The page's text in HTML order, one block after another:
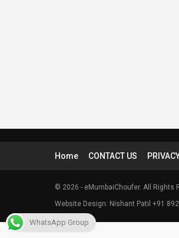
Home CONTACT US
© 2026 - eMumbaiChoufer. All Rights
Website Design: Nishant Patil +91
WhatsApp Group